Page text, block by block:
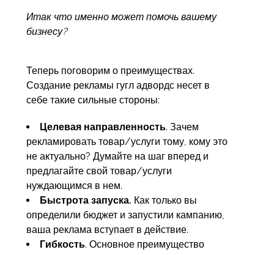
Итак что именно может помочь вашему
бизнесу?
Теперь поговорим о преимуществах.
Создание рекламы гугл адвордс несет в
себе такие сильные стороны:
Целевая направленность. Зачем
рекламировать товар/услуги тому, кому это
не актуально? Думайте на шаг вперед и
предлагайте свой товар/услуги
нуждающимся в нем.
Быстрота запуска. Как только вы
определили бюджет и запустили кампанию,
ваша реклама вступает в действие.
Гибкость. Основное преимущество